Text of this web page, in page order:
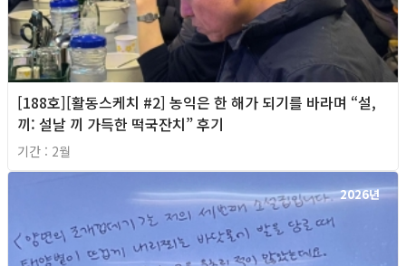
[188호][활동스케치 #2] 농익은 한 해가 되기를 바라며 “설,
끼: 설날 끼 가득한 떡국잔치” 후기
기간 : 2월
2026년